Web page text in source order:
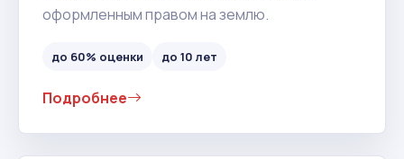
оформленным правом на землю.
до 60% оценки до 10 лет
Подробнее